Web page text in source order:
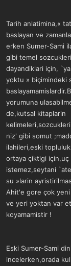
Tarih anlatimina,«
baslayan ve
erken Sumer-Sami
gibi temel
dayandiklari için,
yoktu » biçimindeki
yorumuna
de,kutsal kitaplarin
niz' gibi somut
ilahileri,eski
ortaya çiktigi
istemez,seytani
su »larin
Ahit'e gore çok yeni
ve yeri yoktan var
koyamamistir !
Eski Sumer-Sami
incelerken,orada